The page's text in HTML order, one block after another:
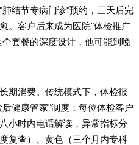
结节专病门诊"预约，三天后完
。客户后来成为医院"体检推广
套餐的深度设计，他可能到晚
消费。传统模式下，体检报
健康管家"制度：每位体检客户
小时内电话解读，异常指标分
复查）、黄色（三个月内专科